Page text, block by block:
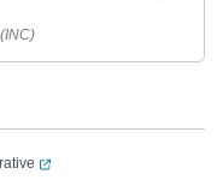
nouvel onglet)
(ouverture dans un